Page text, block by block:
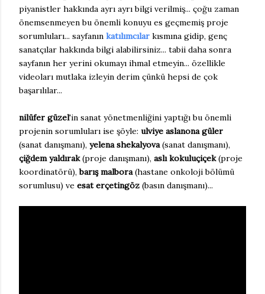
piyanistler hakkında ayrı ayrı bilgi verilmiş... çoğu zaman
önemsenmeyen bu önemli konuyu es geçmemiş proje
sorumluları... sayfanın katılımcılar kısmına gidip, genç
sanatçılar hakkında bilgi alabilirsiniz... tabii daha sonra
sayfanın her yerini okumayı ihmal etmeyin... özellikle
videoları mutlaka izleyin derim çünkü hepsi de çok
başarılılar...
nilüfer güzel'in sanat yönetmenliğini yaptığı bu önemli
projenin sorumluları ise şöyle: ulviye aslanona güler
(sanat danışmanı), yelena shekalyova(sanat danışmanı),
çiğdem yaldırak(proje danışmanı), aslı kokuluçiçek(proje
koordinatörü),barış malbora(hastane onkoloji bölümü
sorumlusu) ve esat erçetingöz (basın danışmanı)...